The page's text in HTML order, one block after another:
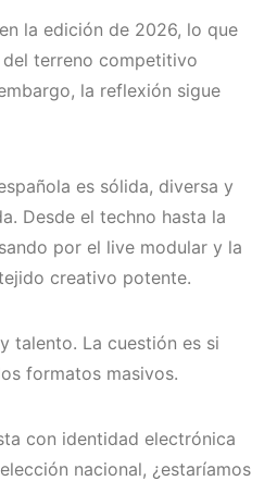
la edición de 2026, lo que
terreno competitivo
la reflexión sigue
es sólida, diversa y
Desde el techno hasta la
por el live modular y la
creativo potente.
talento. La cuestión es si
formatos masivos.
con identidad electrónica
nacional, ¿estaríamos